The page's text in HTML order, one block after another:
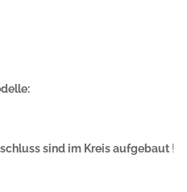
sind im Kreis aufgebaut !